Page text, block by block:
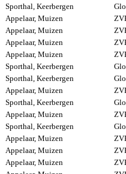
Sporthal, Keerbergen
Appelaar, Muizen
Appelaar, Muizen
Appelaar, Muizen
Appelaar, Muizen
Sporthal, Keerbergen
Sporthal, Keerbergen
Appelaar, Muizen
Sporthal, Keerbergen
Appelaar, Muizen
Sporthal, Keerbergen
Appelaar, Muizen
Appelaar, Muizen
Appelaar, Muizen